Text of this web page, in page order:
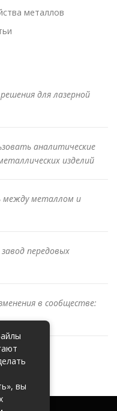
металлов
для лазерной
аналитические
изделий
между металлом и
передовых
в сообществе:
вы